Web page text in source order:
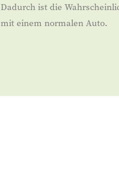
Dadurch ist die
mit einem normalen Auto.